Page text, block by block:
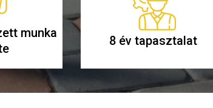
munka
8 év tapasztalat